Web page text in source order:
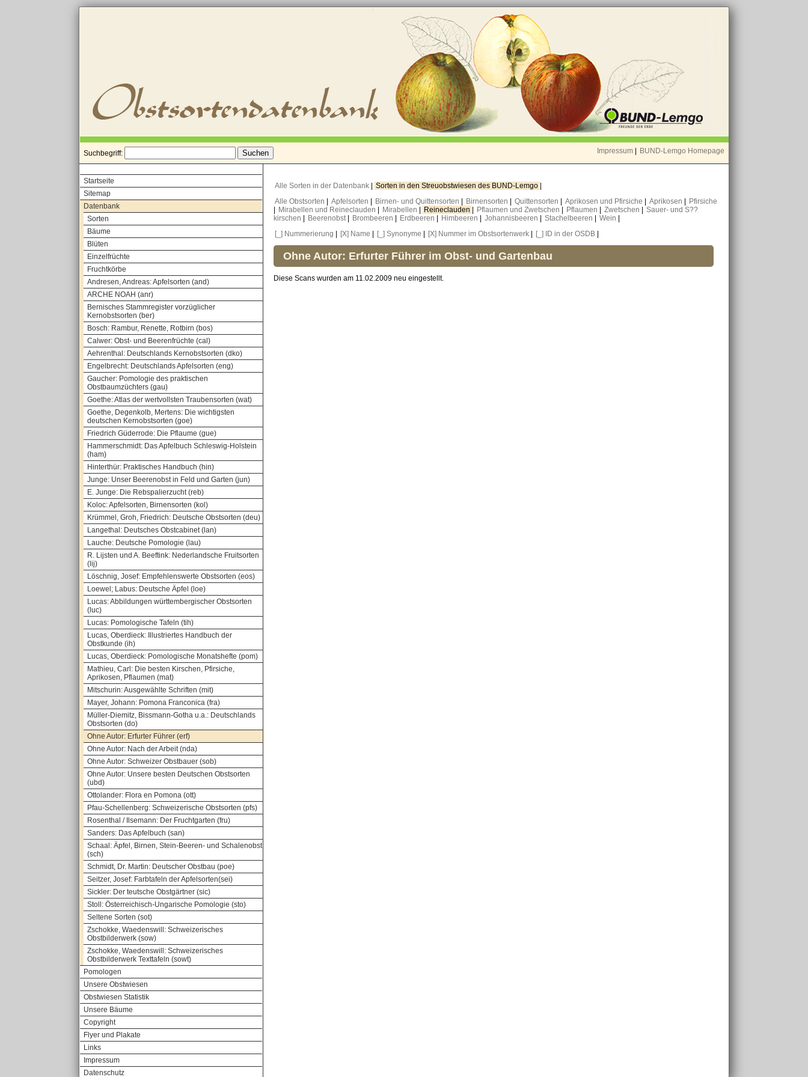
Suchbegriff: Impressum BUND-Lemgo Homepage
Startseite
Sitemap
Datenbank
Sorten
Bäume
Blüten
Einzelfrüchte
Fruchtkörbe
Andresen, Andreas: Apfelsorten (and)
ARCHE NOAH (anr)
Bernisches Stammregister vorzüglicher
Kernobstsorten (ber)
Bosch: Rambur, Renette, Rotbirn (bos)
Calwer: Obst- und Beerenfrüchte (cal)
Aehrenthal: Deutschlands Kernobstsorten (dko)
Engelbrecht: Deutschlands Apfelsorten (eng)
Gaucher: Pomologie des praktischen
Obstbaumzüchters (gau)
Goethe: Atlas der wertvollsten Traubensorten (wat)
Goethe, Degenkolb, Mertens: Die wichtigsten
deutschen Kernobstsorten (goe)
Friedrich Güderrode: Die Pflaume (gue)
Hammerschmidt: Das Apfelbuch Schleswig-Holstein
(ham)
Hinterthür: Praktisches Handbuch (hin)
Junge: Unser Beerenobst in Feld und Garten (jun)
E. Junge: Die Rebspalierzucht (reb)
Koloc: Apfelsorten, Birnensorten (kol)
Krümmel, Groh, Friedrich: Deutsche Obstsorten (deu)
Langethal: Deutsches Obstcabinet (lan)
Lauche: Deutsche Pomologie (lau)
R. Lijsten und A. Beeftink: Nederlandsche Fruitsorten
(lij)
Löschnig, Josef: Empfehlenswerte Obstsorten (eos)
Loewel; Labus: Deutsche Äpfel (loe)
Lucas: Abbildungen württembergischer Obstsorten
(luc)
Lucas: Pomologische Tafeln (tih)
Lucas, Oberdieck: Illustriertes Handbuch der
Obstkunde (ih)
Lucas, Oberdieck: Pomologische Monatshefte (pom)
Mathieu, Carl: Die besten Kirschen, Pfirsiche,
Aprikosen, Pflaumen (mat)
Mitschurin: Ausgewählte Schriften (mit)
Mayer, Johann: Pomona Franconica (fra)
Müller-Diemitz, Bissmann-Gotha u.a.: Deutschlands
Obstsorten (do)
Ohne Autor: Erfurter Führer (erf)
Ohne Autor: Nach der Arbeit (nda)
Ohne Autor: Schweizer Obstbauer (sob)
Ohne Autor: Unsere besten Deutschen Obstsorten
(ubd)
Ottolander: Flora en Pomona (ott)
Pfau-Schellenberg: Schweizerische Obstsorten (pfs)
Rosenthal / Ilsemann: Der Fruchtgarten (fru)
Sanders: Das Apfelbuch (san)
Schaal: Äpfel, Birnen, Stein-Beeren- und Schalenobst
(sch)
Schmidt, Dr. Martin: Deutscher Obstbau (poe)
Seitzer, Josef: Farbtafeln der Apfelsorten(sei)
Sickler: Der teutsche Obstgärtner (sic)
Stoll: Österreichisch-Ungarische Pomologie (sto)
Seltene Sorten (sot)
Zschokke, Waedenswill: Schweizerisches
Obstbilderwerk (sow)
Zschokke, Waedenswill: Schweizerisches
Obstbilderwerk Texttafeln (sowt)
Pomologen
Unsere Obstwiesen
Obstwiesen Statistik
Unsere Bäume
Copyright
Flyer und Plakate
Links
Impressum
Datenschutz
Alle Sorten in der Datenbank Sorten in den Streuobstwiesen des BUND-Lemgo
Alle Obstsorten
Apfelsorten Birnen- und Quittensorten Birnensorten Quittensorten Aprikosen und Pfirsiche Aprikosen
Pfirsiche
Mirabellen und Reineclauden Mirabellen Reineclauden Pflaumen und Zwetschen Pflaumen Zwetschen
Sauer- und S??
kirschen
Beerenobst Brombeeren Erdbeeren Himbeeren Johannisbeeren Stachelbeeren Wein
[_] Nummerierung
[X] Name [_] Synonyme [X] Nummer im Obstsortenwerk [_] ID in der OSDB
Ohne Autor: Erfurter Führer im Obst- und Gartenbau
Diese Scans wurden am 11.02.2009 neu eingestellt.